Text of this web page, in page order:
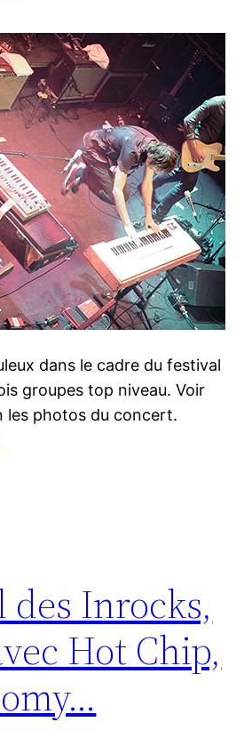
dans le cadre du festival
groupes top niveau. Voir
les photos du concert.
des Inrocks,
Hot Chip,